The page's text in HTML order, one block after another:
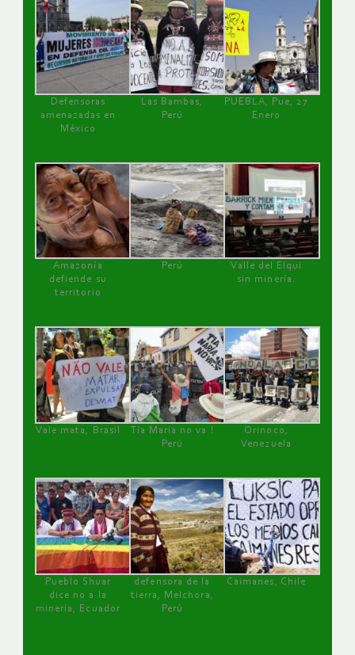
Defensoras
amenazadas en
México
Las Bambas,
Perú
PUEBLA, Pue, 27
Enero
Amazonía
defiende su
territorio
Perú
Valle del Elqui
sin minería.
Vale mata, Brasil
Tía María no va !
Perú
Orinoco,
Venezuela
Pueblo Shuar
dice no a la
minería, Ecuador
defensora de la
tierra, Melchora,
Perú
Caimanes, Chile